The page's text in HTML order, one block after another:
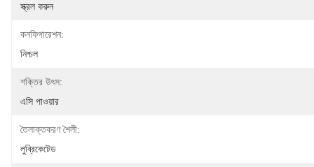
স্ক্রল করুন
কনফিগারেশন:
নিশ্চল
শক্তির উৎস:
এসি পাওয়ার
তৈলাক্তকরণ শৈলী:
লুব্রিকেটেড